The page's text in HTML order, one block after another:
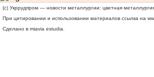
(c) Укррудпром — новости металлургии: цветная
При цитировании и использовании материалов ссылка на
Сделано в miavia estudia.